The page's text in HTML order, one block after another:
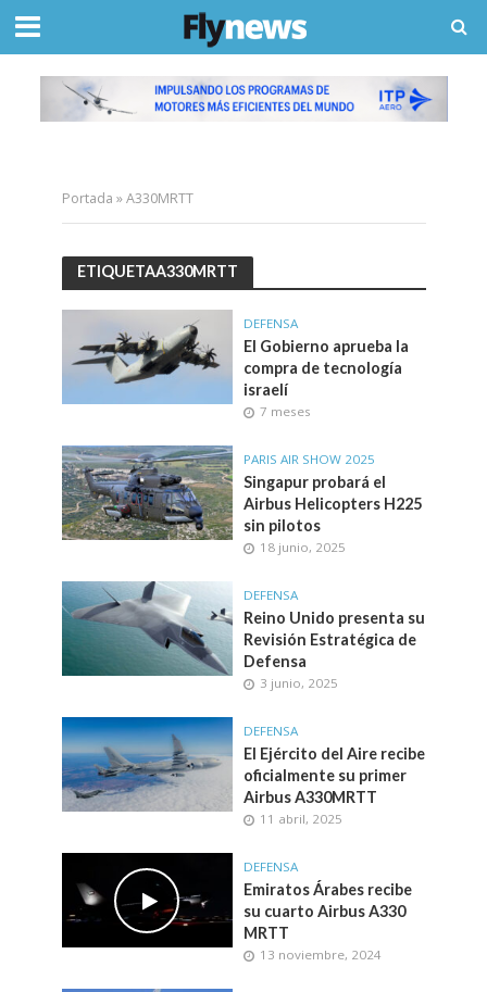
Portada »A330MRTT
ETIQUETAA330MRTT
DEFENSA
El Gobierno aprueba la
compra de tecnología
israelí
7 meses
PARIS AIR SHOW 2025
Singapur probará el
Airbus Helicopters H225
sin pilotos
18 junio, 2025
DEFENSA
Reino Unido presenta su
Revisión Estratégica de
Defensa
3 junio, 2025
DEFENSA
El Ejército del Aire recibe
oficialmente su primer
Airbus A330MRTT
11 abril, 2025
DEFENSA
Emiratos Árabes recibe
su cuarto Airbus A330
MRTT
13 noviembre, 2024